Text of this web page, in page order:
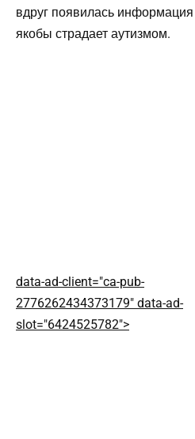
вдруг появилась
якобы страдает аутизмом.
data-ad-client="ca-pub-
2776262434373179" data-ad-
slot="6424525782">